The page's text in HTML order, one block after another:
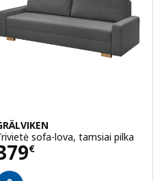
sofa-lova, tamsiai pilka
€ 379€